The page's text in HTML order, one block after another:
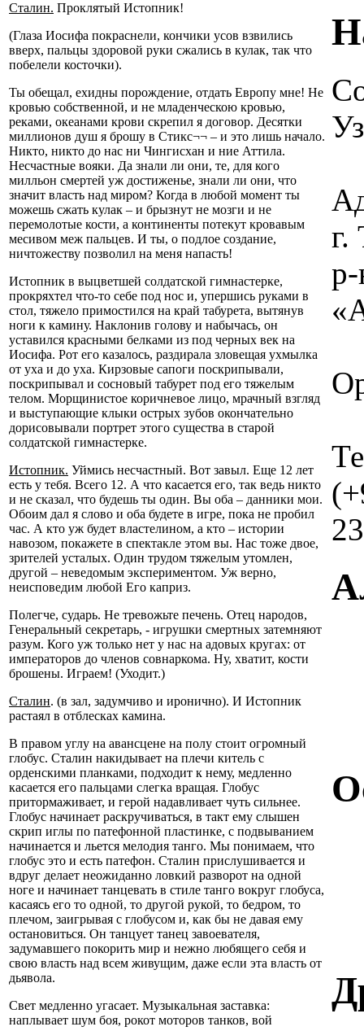
Сталин. Проклятый Истопник!
(Глаза Иосифа покраснели, кончики усов взвились
вверх, пальцы здоровой руки сжались в кулак, так что
побелели косточки).
Ты обещал, ехидны порождение, отдать Европу мне! Не
кровью собственной, и не младенческою кровью,
реками, океанами крови скрепил я договор. Десятки
миллионов душ я брошу в Стикс¬¬ – и это лишь начало.
Никто, никто до нас ни Чингисхан и ние Аттила.
Несчастные вояки. Да знали ли они, те, для кого
милльон смертей уж достиженье, знали ли они, что
значит власть над миром? Когда в любой момент ты
можешь сжать кулак – и брызнут не мозги и не
перемолотые кости, а континенты потекут кровавым
месивом меж пальцев. И ты, о подлое создание,
ничтожеству позволил на меня напасть!
Истопник в выцветшей солдатской гимнастерке,
прокряхтел что-то себе под нос и, упершись руками в
стол, тяжело примостился на край табурета, вытянув
ноги к камину. Наклонив голову и набычась, он
уставился красными белками из под черных век на
Иосифа. Рот его казалось, раздирала зловещая ухмылка
от уха и до уха. Кирзовые сапоги поскрипывали,
поскрипывал и сосновый табурет под его тяжелым
телом. Морщинистое коричневое лицо, мрачный взгляд
и выступающие клыки острых зубов окончательно
дорисовывали портрет этого существа в старой
солдатской гимнастерке.
Истопник. Уймись несчастный. Вот завыл. Еще 12 лет
есть у тебя. Всего 12. А что касается его, так ведь никто
и не сказал, что будешь ты один. Вы оба – данники мои.
Обоим дал я слово и оба будете в игре, пока не пробил
час. А кто уж будет властелином, а кто – истории
навозом, покажете в спектакле этом вы. Нас тоже двое,
зрителей усталых. Один трудом тяжелым утомлен,
другой – неведомым экспериментом. Уж верно,
неисповедим любой Его каприз.
Полегче, сударь. Не тревожьте печень. Отец народов,
Генеральный секретарь, - игрушки смертных затемняют
разум. Кого уж только нет у нас на адовых кругах: от
императоров до членов совнаркома. Ну, хватит, кости
брошены. Играем! (Уходит.)
Сталин. (в зал, задумчиво и иронично). И Истопник
растаял в отблесках камина.
В правом углу на авансцене на полу стоит огромный
глобус. Сталин накидывает на плечи китель с
орденскими планками, подходит к нему, медленно
касается его пальцами слегка вращая. Глобус
притормаживает, и герой надавливает чуть сильнее.
Глобус начинает раскручиваться, в такт ему слышен
скрип иглы по патефонной пластинке, с подвыванием
начинается и льется мелодия танго. Мы понимаем, что
глобус это и есть патефон. Сталин прислушивается и
вдруг делает неожиданно ловкий разворот на одной
ноге и начинает танцевать в стиле танго вокруг глобуса,
касаясь его то одной, то другой рукой, то бедром, то
плечом, заигрывая с глобусом и, как бы не давая ему
остановиться. Он танцует танец завоевателя,
задумавшего покорить мир и нежно любящего себя и
свою власть над всем живущим, даже если эта власть от
дьявола.
Свет медленно угасает. Музыкальная заставка:
наплывает шум боя, рокот моторов танков, вой